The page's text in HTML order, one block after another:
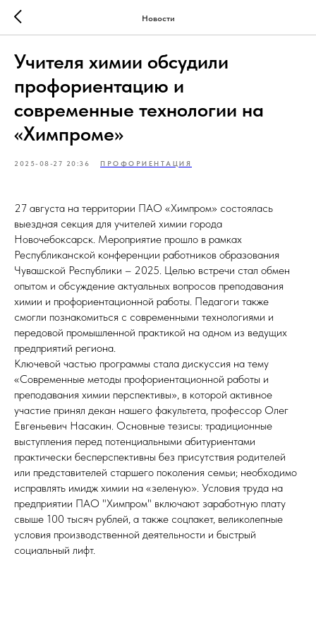
Новости
Учителя химии обсудили
профориентацию и
современные технологии на
«Химпроме»
2025-08-27 20:36 ПРОФОРИЕНТАЦИЯ
27 августа на территории ПАО «Химпром» состоялась
выездная секция для учителей химии города
Новочебоксарск. Мероприятие прошло в рамках
Республиканской конференции работников образования
Чувашской Республики – 2025. Целью встречи стал обмен
опытом и обсуждение актуальных вопросов преподавания
химии и профориентационной работы. Педагоги также
смогли познакомиться с современными технологиями и
передовой промышленной практикой на одном из ведущих
предприятий региона.
Ключевой частью программы стала дискуссия на тему
«Современные методы профориентационной работы и
преподавания химии перспективы», в которой активное
участие принял декан нашего факультета, профессор Олег
Евгеньевич Насакин. Основные тезисы: традиционные
выступления перед потенциальными абитуриентами
практически бесперспективны без присутствия родителей
или представителей старшего поколения семьи; необходимо
исправлять имидж химии на «зеленую». Условия труда на
предприятии ПАО "Химпром" включают заработную плату
свыше 100 тысяч рублей, а также соцпакет, великолепные
условия производственной деятельности и быстрый
социальный лифт.